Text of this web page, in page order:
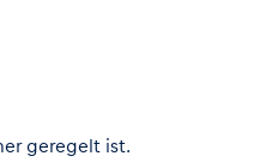
geregelt ist.